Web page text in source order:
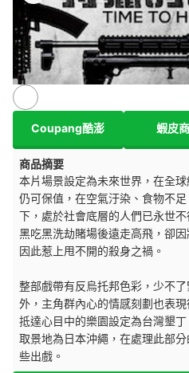
Coupang酷澎 蝦皮
商品摘要
本片場景設定為未來世界，在全
仍可保值，在空氣汙染、食物不
下，處於社會底層的人們已永世
黑吃黑洗劫賭場後遠走高飛，卻
因此惹上甩不開的殺身之禍。
整部戲帶有反烏托邦色彩，少不
外，主角群內心的情感刻劃也表
抵達心目中的樂園設定為台灣墾
取景地為日本沖繩，在處理此部
些出戲。